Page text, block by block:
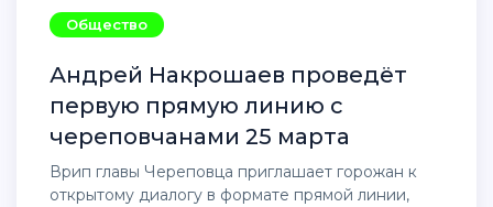
Общество
Андрей Накрошаев проведёт
первую прямую линию с
череповчанами 25 марта
Врип главы Череповца приглашает горожан к
открытому диалогу в формате прямой линии,